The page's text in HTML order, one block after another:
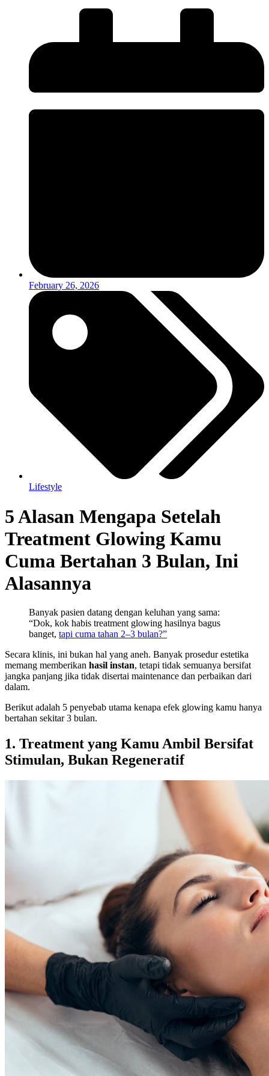
February 26, 2026
Lifestyle
5 Alasan Mengapa Setelah
Treatment Glowing Kamu
Cuma Bertahan 3 Bulan, Ini
Alasannya
Banyak pasien datang dengan keluhan yang sama:
“Dok, kok habis treatment glowing hasilnya bagus
banget, tapi cuma tahan 2–3 bulan?”
Secara klinis, ini bukan hal yang aneh. Banyak prosedur estetika
memang memberikan hasil instan, tetapi tidak semuanya bersifat
jangka panjang jika tidak disertai maintenance dan perbaikan dari
dalam.
Berikut adalah 5 penyebab utama kenapa efek glowing kamu hanya
bertahan sekitar 3 bulan.
1. Treatment yang Kamu Ambil Bersifat
Stimulan, Bukan Regeneratif